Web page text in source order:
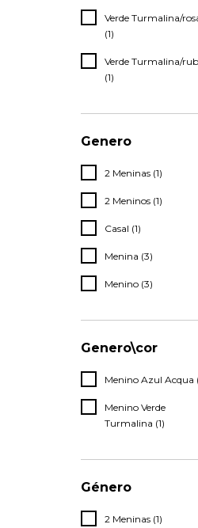
Verde Turmalina/
(1)
Verde Turmalina/
(1)
Genero
2 Meninas (1)
2 Meninos (1)
Casal (1)
Menina (3)
Menino (3)
Genero\cor
Menino Azul Acqua
Menino Verde
Turmalina (1)
Género
2 Meninas (1)